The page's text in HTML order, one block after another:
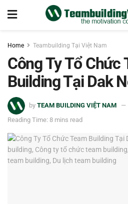
Home Teambuilding Tại Việt Nam
Công Ty Tổ Chức
Building Tại Dak
by TEAM BUILDING VIỆT NAM
Reading Time: 8 mins read